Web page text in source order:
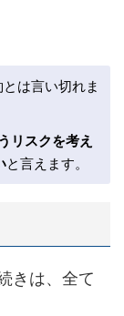
は言い切れま
リスクを考え
と言えます。
きは、全て